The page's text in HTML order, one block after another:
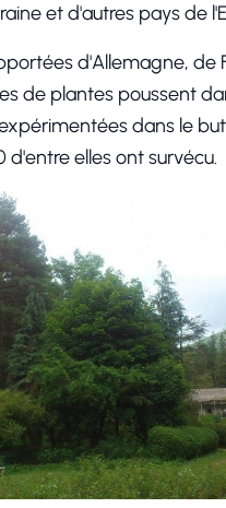
et d'autres pays de
d'Allemagne, de
de plantes poussent
dans le
elles ont survécu.